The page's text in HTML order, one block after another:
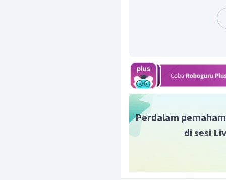
= f
d =
Dengan demikian jarak
sejauh 110 cm.
Jadi, jawaban yang
Perdalam
di sesi